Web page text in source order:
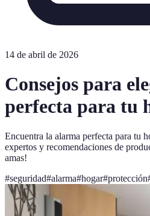
14 de abril de 2026
Consejos para
perfecta para tu
Encuentra la alarma perfecta para tu
expertos y recomendaciones de
amas!
#seguridad#alarma#hogar#protección